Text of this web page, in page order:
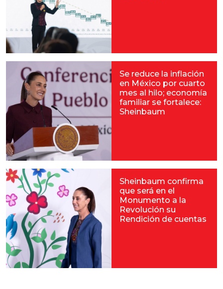
Se reduce la inflación
en México por cuarto
mes al hilo; economía
familiar se fortalece:
Sheinbaum
Sheinbaum confirma
que será en el
Monumento a la
Revolución su
Rendición de cuentas